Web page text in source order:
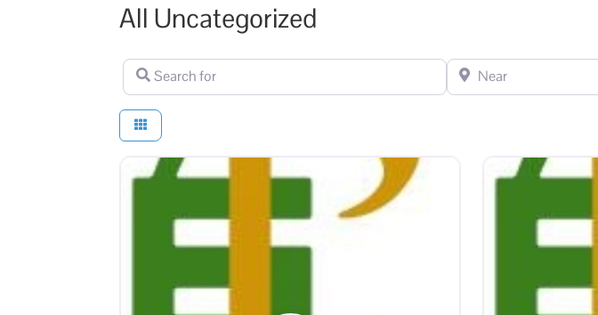
All Uncategorized
Search for Near